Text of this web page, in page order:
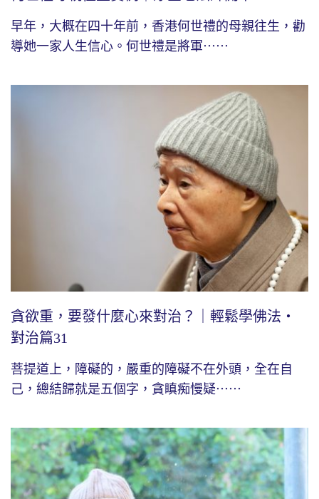
早年，大概在四十年前，香港何世禮的母親往生，勸
導她一家人生信心。何世禮是將軍⋯⋯
貪欲重，要發什麼心來對治？｜輕鬆學佛法・
對治篇31
菩提道上，障礙的，嚴重的障礙不在外頭，全在自
己，總結歸就是五個字，貪瞋痴慢疑⋯⋯